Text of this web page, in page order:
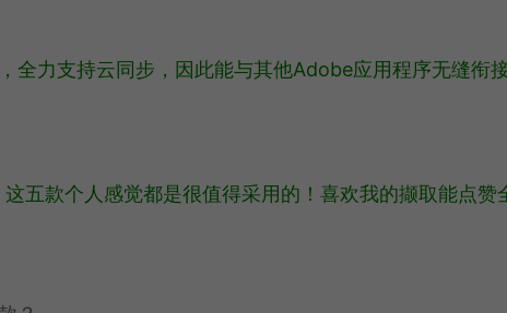
全力支持云同步，因此能与其他Adobe应用程序无缝衔接
五款个人感觉都是很值得采用的！喜欢我的撷取能点赞